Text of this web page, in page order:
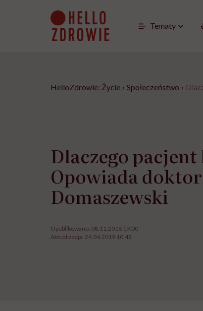
Tematy
HelloZdrowie: Życie › Społeczeństwo ›
Dlaczego pacjent
Opowiada
Domaszewski
Opublikowano: 08.11.2018 19:00
Aktualizacja: 24.04.2019 10:42